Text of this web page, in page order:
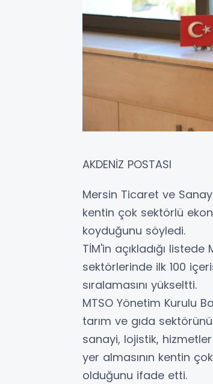
AKDENİZ POSTASI
Mersin Ticaret ve
kentin çok sektörlü
koyduğunu söyledi.
TİM'in açıkladığı
sektörlerinde ilk 100
sıralamasını yükseltti.
MTSO Yönetim Kurulu
tarım ve gıda
sanayi, lojistik,
yer almasının kentin
olduğunu ifade etti.